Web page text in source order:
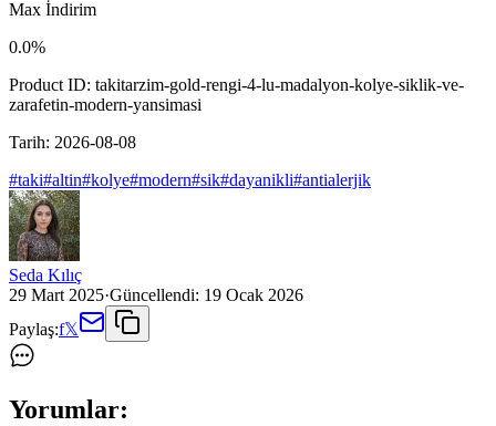
Max İndirim
0.0%
Product ID: takitarzim-gold-rengi-4-lu-madalyon-kolye-siklik-ve-
zarafetin-modern-yansimasi
Tarih: 2026-08-08
#taki#altin#kolye#modern#sik#dayanikli#antialerjik
Seda Kılıç
29 Mart 2025·Güncellendi: 19 Ocak 2026
Paylaş:f𝕏
Yorumlar: